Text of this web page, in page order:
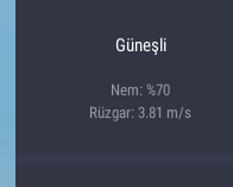
Güneşli
Nem: %70
Rüzgar: 3.81 m/s